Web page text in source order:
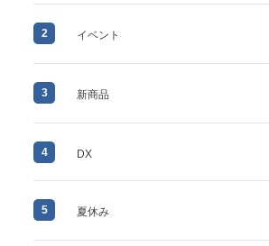
2 イベント
3 新商品
4 DX
5 夏休み